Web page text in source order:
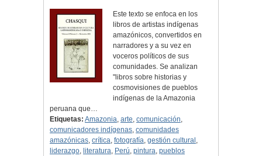
Este texto se enfoca en los
libros de artistas indígenas
amazónicos, convertidos en
narradores y a su vez en
voceros políticos de sus
comunidades. Se analizan
"libros sobre historias y
cosmovisiones de pueblos
indígenas de la Amazonia
peruana que…
Etiquetas: Amazonia, arte, comunicación,
comunicadores indígenas, comunidades
amazónicas, crítica, fotografía, gestión cultural ,
liderazgo, literatura, Perú, pintura, pueblos